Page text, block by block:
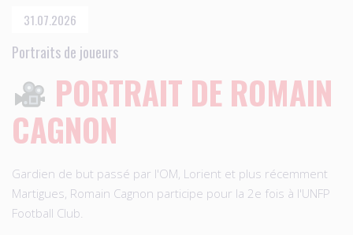
31.07.2026
Portraits de joueurs
PORTRAIT DE ROMAIN
CAGNON
Gardien de but passé par l'OM, Lorient et plus récemment
Martigues, Romain Cagnon participe pour la 2e fois à l'UNFP
Football Club.